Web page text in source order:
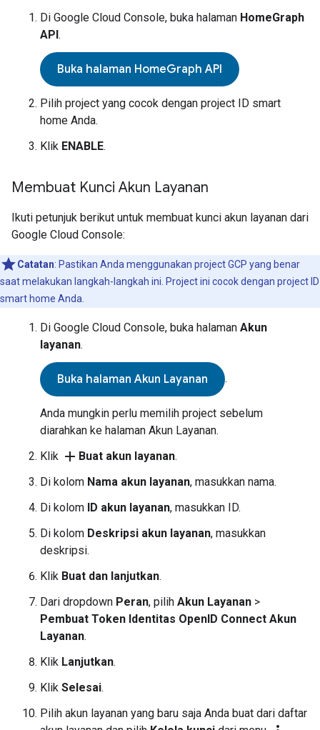
Di Google Cloud Console, buka halaman HomeGraph
API.
Buka halaman HomeGraph API
Pilih project yang cocok dengan project ID smart
home Anda.
Klik ENABLE.
Membuat Kunci Akun Layanan
Ikuti petunjuk berikut untuk membuat kunci akun layanan dari
Google Cloud Console:
Catatan: Pastikan Anda menggunakan project GCP yang benar
saat melakukan langkah-langkah ini. Project ini cocok dengan project ID
smart home Anda.
Di Google Cloud Console, buka halaman Akun
layanan.
Buka halaman Akun Layanan .
Anda mungkin perlu memilih project sebelum
diarahkan ke halaman Akun Layanan.
Klik add Buat akun layanan.
Di kolom Nama akun layanan, masukkan nama.
Di kolom ID akun layanan, masukkan ID.
Di kolom Deskripsi akun layanan, masukkan
deskripsi.
Klik Buat dan lanjutkan.
Dari dropdown Peran, pilih Akun Layanan >
Pembuat Token Identitas OpenID Connect Akun
Layanan.
Klik Lanjutkan.
Klik Selesai.
Pilih akun layanan yang baru saja Anda buat dari daftar